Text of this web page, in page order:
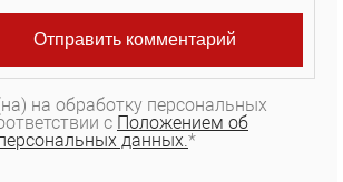
на обработку персональных
с Положением об
данных.*